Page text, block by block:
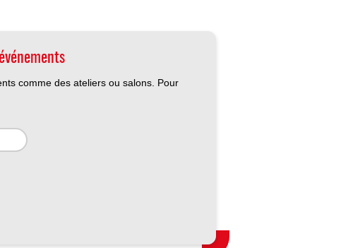
comme des ateliers ou salons. Pour